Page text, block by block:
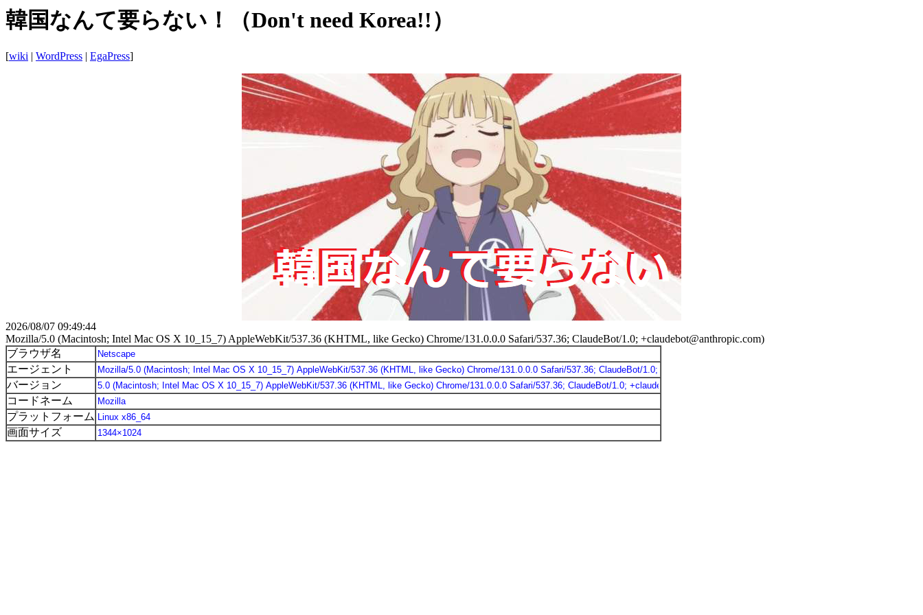
韓国なんて要らない！（Don't need Korea!!）
[wiki | WordPress | EgaPress]
2026/08/07 09:49:44
Mozilla/5.0 (Macintosh; Intel Mac OS X 10_15_7) AppleWebKit/537.36 (KHTML, like Gecko) Chrome/131.0.0.0 Safari/537.36; ClaudeBot/1.0; +claudebot@anthropic.com)
ブラウザ名
エージェント
バージョン
コードネーム
プラットフォーム
画面サイズ